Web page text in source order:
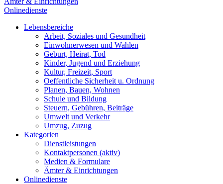
Onlinedienste
Lebensbereiche
Arbeit, Soziales und Gesundheit
Einwohnerwesen und Wahlen
Geburt, Heirat, Tod
Kinder, Jugend und Erziehung
Kultur, Freizeit, Sport
Oeffentliche Sicherheit u. Ordnung
Planen, Bauen, Wohnen
Schule und Bildung
Steuern, Gebühren, Beiträge
Umwelt und Verkehr
Umzug, Zuzug
Kategorien
Dienstleistungen
Kontaktpersonen (aktiv)
Medien & Formulare
Ämter & Einrichtungen
Onlinedienste